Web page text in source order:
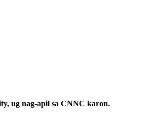
ug nag-apil sa CNNC karon.